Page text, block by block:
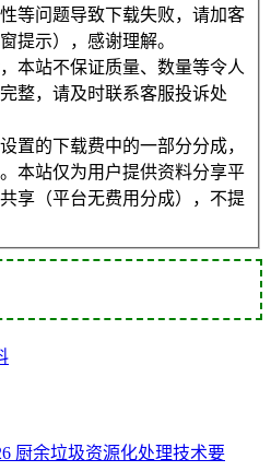
等问题导致下载失败，请加客
提示），感谢理解。
本站不保证质量、数量等令人
整，请及时联系客服投诉处
置的下载费中的一部分分成，
本站仅为用户提供资料分享平
享（平台无费用分成），不提